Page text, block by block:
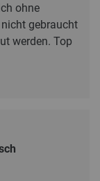
ohne
gebraucht
werden. Top